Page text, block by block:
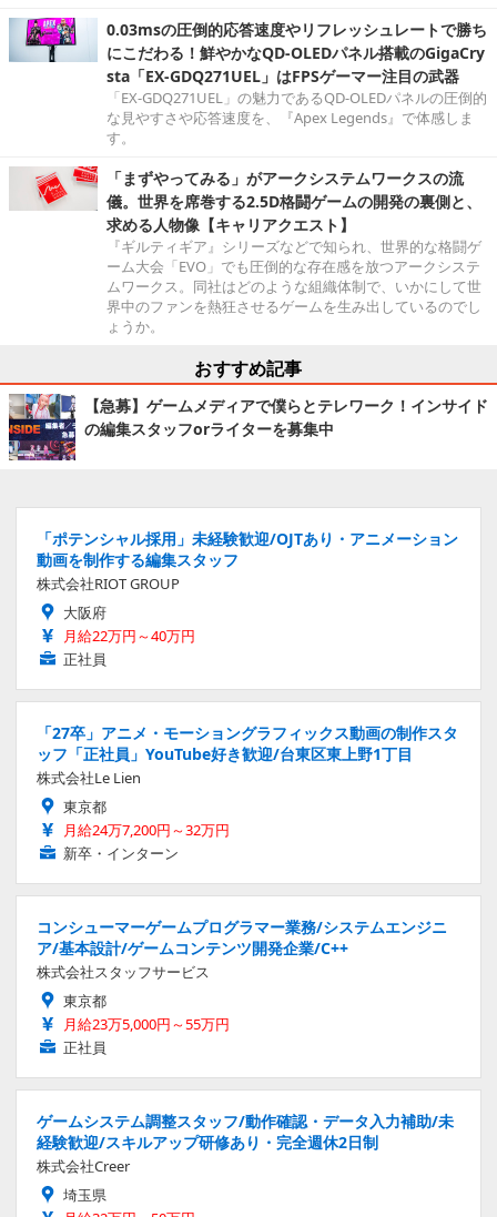
0.03msの圧倒的応答速度やリフレッシュレートで勝ち
にこだわる！鮮やかなQD-OLEDパネル搭載のGigaCry
sta「EX-GDQ271UEL」はFPSゲーマー注目の武器
「EX-GDQ271UEL」の魅力であるQD-OLEDパネルの圧倒的
な見やすさや応答速度を、『Apex Legends』で体感しま
す。
「まずやってみる」がアークシステムワークスの流
儀。世界を席巻する2.5D格闘ゲームの開発の裏側と、
求める人物像【キャリアクエスト】
『ギルティギア』シリーズなどで知られ、世界的な格闘ゲ
ーム大会「EVO」でも圧倒的な存在感を放つアークシステ
ムワークス。同社はどのような組織体制で、いかにして世
界中のファンを熱狂させるゲームを生み出しているのでし
ょうか。
おすすめ記事
【急募】ゲームメディアで僕らとテレワーク！インサイド
の編集スタッフorライターを募集中
「ポテンシャル採用」未経験歓迎/OJTあり・アニメーション
動画を制作する編集スタッフ
株式会社RIOT GROUP
大阪府
月給22万円～40万円
正社員
「27卒」アニメ・モーショングラフィックス動画の制作スタ
ッフ「正社員」YouTube好き歓迎/台東区東上野1丁目
株式会社Le Lien
東京都
月給24万7,200円～32万円
新卒・インターン
コンシューマーゲームプログラマー業務/システムエンジニ
ア/基本設計/ゲームコンテンツ開発企業/C++
株式会社スタッフサービス
東京都
月給23万5,000円～55万円
正社員
ゲームシステム調整スタッフ/動作確認・データ入力補助/未
経験歓迎/スキルアップ研修あり・完全週休2日制
株式会社Creer
埼玉県